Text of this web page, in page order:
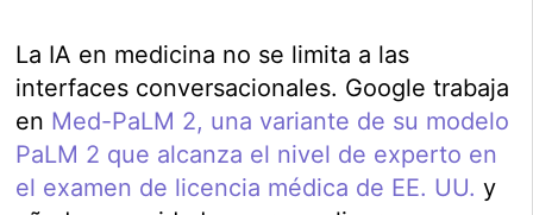
La IA en medicina no se limita a las
interfaces conversacionales. Google trabaja
en Med-PaLM 2, una variante de su modelo
PaLM 2 que alcanza el nivel de experto en
el examen de licencia médica de EE. UU. y